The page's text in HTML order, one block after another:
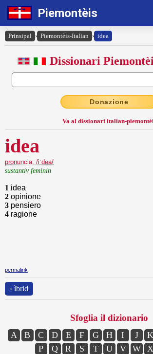
Piemontèis
Prinsipal › Piemontèis-Italian › idea
Dissionari
Donazione
Va al dissionari italian-
idea
pronuncia: /iˈdea/
sustantiv feminin
1 idea
2 opinione
3 pensiero
4 ragione
permalink
‹ ìbrid
Sfoglia il dizionario
A B C D E F G H I J K
P
Q R S T U V W X